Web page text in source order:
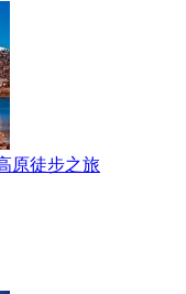
原徒步之旅